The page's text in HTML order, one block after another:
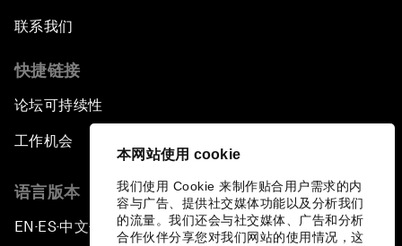
本网站使用 cookie
我们使用 Cookie 来制作贴合用户需求的内
容与广告、提供社交媒体功能以及分析我们
的流量。我们还会与社交媒体、广告和分析
合作伙伴分享您对我们网站的使用情况，这
联系我们
快捷链接
论坛可持续性
工作机会
语言版本
EN ▪ES▪中文▪ 日本語